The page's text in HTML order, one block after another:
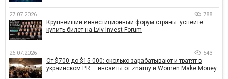
27.07.2026 788
Крупнейший инвестиционный форум страны: успейте
купить билет на Lviv Invest Forum
26.07.2026 543
От $700 до $15 000: сколько зарабатывают и тратят в
украинском PR — инсайты от znamy и Women Make Money